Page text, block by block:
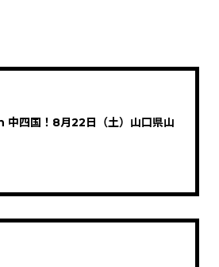
中四国！8月22日（土）山口県山